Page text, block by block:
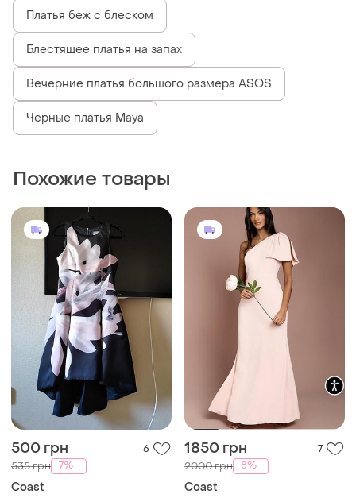
Платья беж с блеском
Блестящее платья на запах
Вечерние платья большого размера ASOS
Черные платья Maya
Похожие товары
500 грн 6
535 грн -7%
Coast
1850 грн 7
2000 грн -8%
Coast